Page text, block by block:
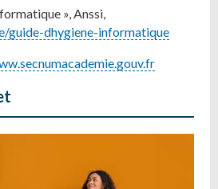
», Anssi,
guide-dhygiene-informatique